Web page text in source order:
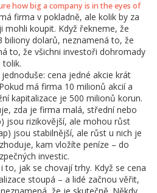
how big a company is in the eyes of
firma v pokladně, ale kolik by za
mohli koupit. Když řekneme, že
biliony dolarů, neznamená to, že
to, že všichni investoři dohromady
tolik.
cena jedné akcie krát
má firma 10 milionů akcií a
kapitalizace je 500 milionů korun.
zda je firma malá, střední nebo
jsou rizikovější, ale mohou růst
jsou stabilnější, ale růst u nich je
kam vložíte peníze – do
investic.
to, jak se chovají trhy. Když se cena
stoupá – a lidé začnou věřit,